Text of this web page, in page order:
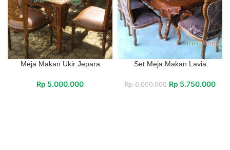
Meja Makan Ukir Jepara
Rp 5.000.000
Set Meja Makan Lavia
Rp6.000.000 Rp 5.750.000